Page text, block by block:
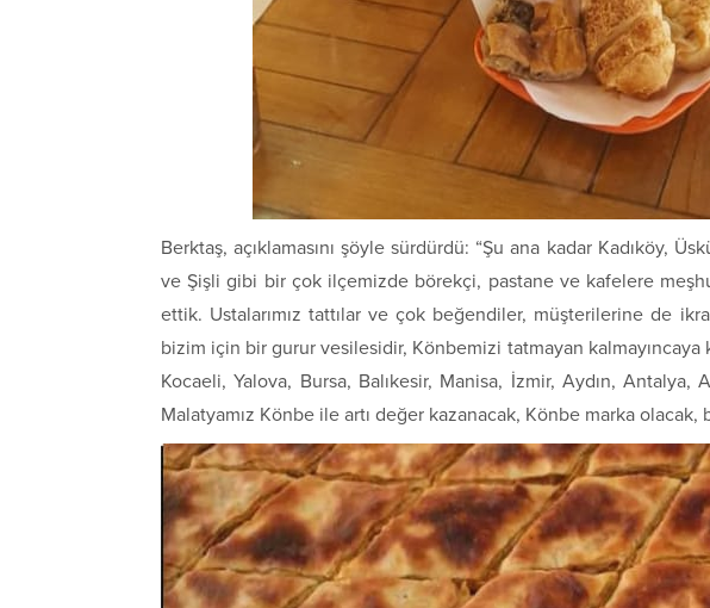
Berktaş, açıklamasını şöyle sürdürdü: “Şu ana kadar Kadıköy,
ve Şişli gibi bir çok ilçemizde börekçi, pastane ve kafelere
ettik. Ustalarımız tattılar ve çok beğendiler, müşterilerine de
bizim için bir gurur vesilesidir, Könbemizi tatmayan kalmayıncaya
Kocaeli, Yalova, Bursa, Balıkesir, Manisa, İzmir, Aydın,
Malatyamız Könbe ile artı değer kazanacak, Könbe marka olacak,